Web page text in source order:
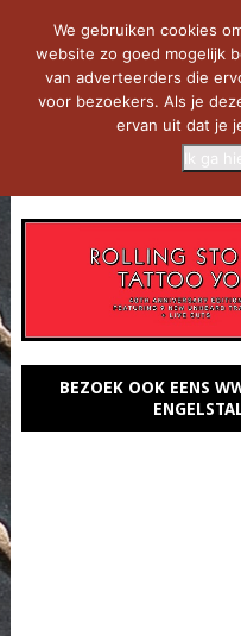
BEZOEK OOK EENS
We gebruiken cookies
website zo goed mogelijk
van adverteerders die
voor bezoekers. Als je
ervan uit dat je
Ik ga